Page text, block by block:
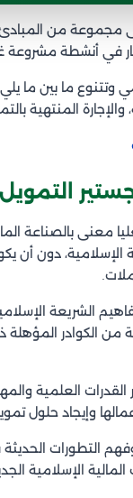
من المبادئ،
في أنشطة مشروعة
ما بين ما
المنتهية
معنى بالصناعة
دون أن
الشريعة
من الكوادر المؤهلة
العلمية
وإيجاد حلول
التطورات
الإسلامية